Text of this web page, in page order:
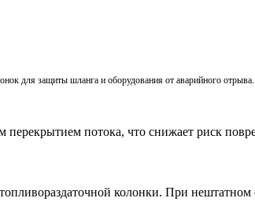
для защиты шланга и оборудования от аварийного
потока, что снижает риск
колонки. При нештатном